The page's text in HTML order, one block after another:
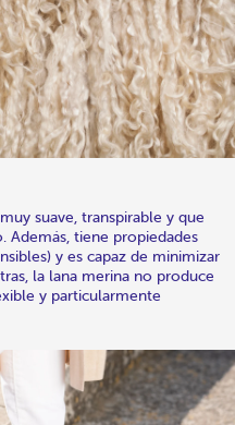
suave, transpirable y que
Además, tiene propiedades
y es capaz de minimizar
la lana merina no produce
y particularmente